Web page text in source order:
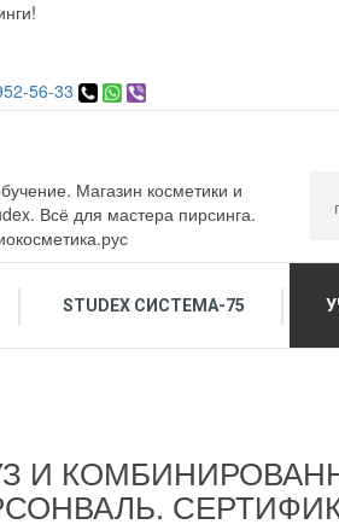
56-33
Магазин косметики и
Всё для мастера пирсинга.
STUDEX СИСТЕМА-75
И